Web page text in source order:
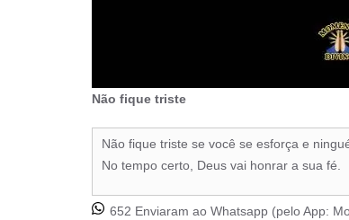
Não fique triste
Não fique triste se você se esforça e
No tempo certo, Deus vai honrar a sua fé.
652 Enviaram ao Whatsapp (pelo App: